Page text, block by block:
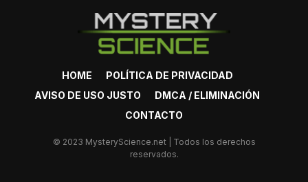
HOME
POLÍTICA DE PRIVACIDAD
AVISO DE USO JUSTO
DMCA / ELIMINACIÓN
CONTACTO
© 2023 MysteryScience.net | Todos los derechos
reservados.